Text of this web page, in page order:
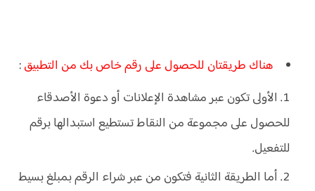
هناك طريقتان للحصول على رقم خاص بك من التطبيق:
الأولى تكون عبر مشاهدة الإعلانات أو دعوة الأصدقاء
للحصول على مجموعة من النقاط تستطيع استبدالها برقم
للتفعيل.
أما الطريقة الثانية فتكون من عبر شراء الرقم بمبلغ بسيط